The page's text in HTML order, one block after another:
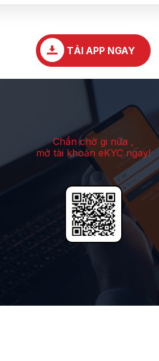
TẢI APP NGAY
Chần chờ gi nữa ,
mở tài khoản eKYC ngay!